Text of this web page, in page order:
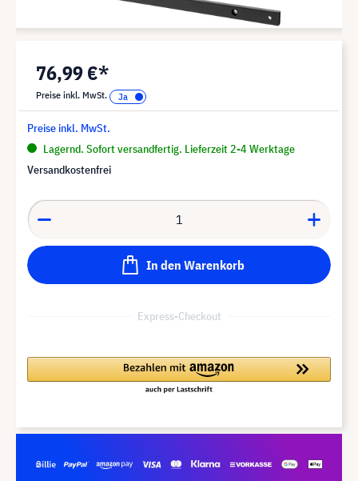
76,99 €*
Preise inkl. MwSt.
Preise inkl. MwSt.
Lagernd. Sofort versandfertig. Lieferzeit 2-4 Werktage
Versandkostenfrei
In den Warenkorb
Express-Checkout